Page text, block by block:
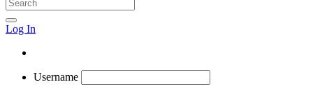
Log In
Username